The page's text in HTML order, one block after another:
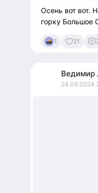
Осень вот вот.
горку Большое
1 21
Ведимир
24.09.2024